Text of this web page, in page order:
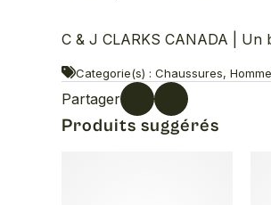
C & J CLARKS CANADA | Un
Categorie(s) : Chaussures,
Partager
Produits suggérés